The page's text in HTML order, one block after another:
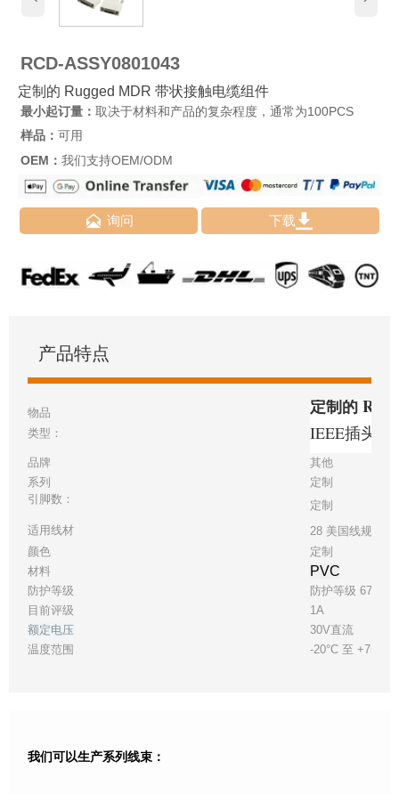
RCD-ASSY0801043
定制的 Rugged MDR 带状接触电缆组件
最小起订量： 取决于材料和产品的复杂程度，通常为100PCS
样品： 可用
OEM： 我们支持OEM/ODM
 询问 下载
产品特点
物品 定制的
类型： IEEE插头
品牌
其他
系列
定制
引脚数：
定制
适用线材
28 美国线规
颜色
定制
材料
PVC
防护等级
防护等级 67
目前评级
1A
额定电压
30V直流
温度范围
-20°C 至 +75°C
我们可以生产系列线束：